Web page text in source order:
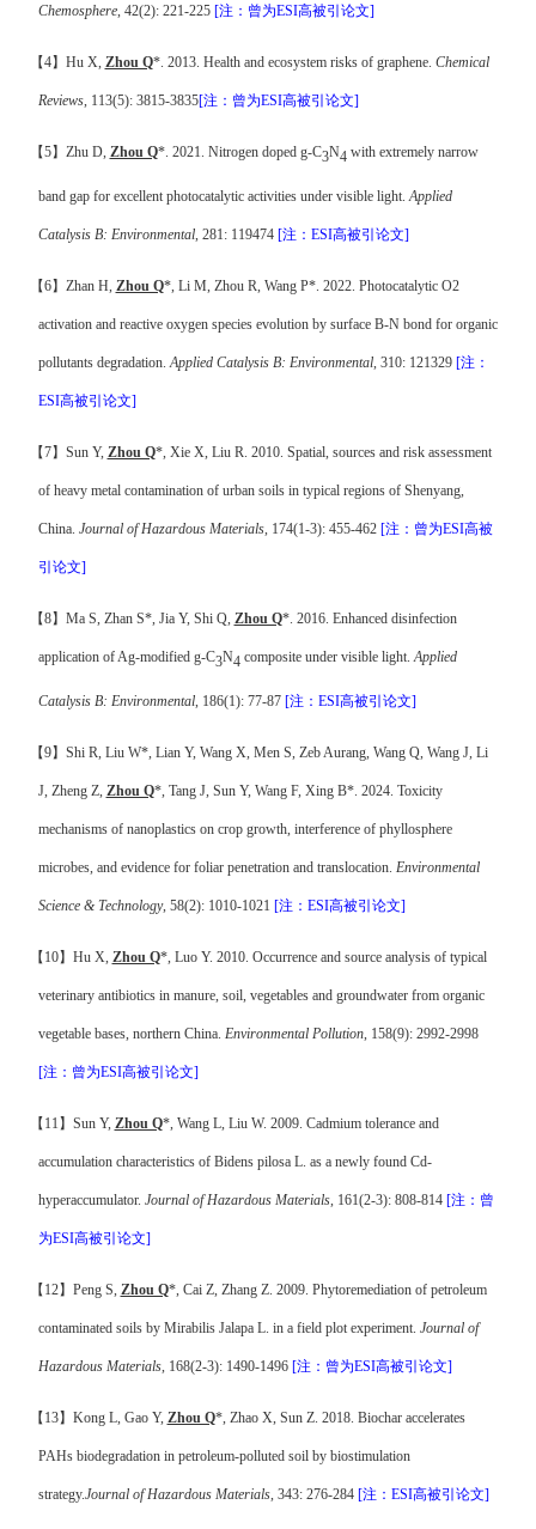
Chemosphere, 42(2): 221-225 [注 ：曾为ESI高被引论文]
【4】 Hu X, Zhou Q*. 2013. Health and ecosystem risks of graphene. Chemical
Reviews, 113(5): 3815-3835[注 ：曾为ESI高被引论文]
【5】 Zhu D, Zhou Q*. 2021. Nitrogen doped g-C3N4 with extremely narrow
band gap for excellent photocatalytic activities under visible light.Applied
Catalysis B: Environmental, 281: 119474 [注 ： ESI高被引论文]
【6】 Zhan H, Zhou Q*, Li M, Zhou R, Wang P*. 2022. Photocatalytic O2
activation and reactive oxygen species evolution by surface B-N bond for organic
pollutants degradation.Applied Catalysis B: Environmental, 310: 121329 [注 ：
ESI高被引论文]
【7】 Sun Y, Zhou Q*, Xie X, Liu R. 2010. Spatial, sources and risk assessment
of heavy metal contamination of urban soils in typical regions of Shenyang,
China. Journal of Hazardous Materials, 174(1-3): 455-462 [注 ：曾为ESI高被
引论文]
【8】 Ma S, Zhan S*, Jia Y, Shi Q, Zhou Q*. 2016. Enhanced disinfection
application of Ag-modified g-C3N4 composite under visible light.Applied
Catalysis B: Environmental, 186(1): 77-87 [注 ： ESI高被引论文]
【9】 Shi R, Liu W*, Lian Y, Wang X, Men S, Zeb Aurang, Wang Q, Wang J, Li
J, Zheng Z, Zhou Q*, Tang J, Sun Y, Wang F, Xing B*. 2024. Toxicity
mechanisms of nanoplastics on crop growth, interference of phyllosphere
microbes, and evidence for foliar penetration and translocation. Environmental
Science & Technology, 58(2): 1010-1021 [注 ： ESI高被引论文]
【 10】 Hu X, Zhou Q*, Luo Y. 2010. Occurrence and source analysis of typical
veterinary antibiotics in manure, soil, vegetables and groundwater from organic
vegetable bases, northern China. Environmental Pollution, 158(9): 2992-2998
[注 ：曾为ESI高被引论文]
【 11 】 Sun Y, Zhou Q*, Wang L, Liu W. 2009. Cadmium tolerance and
accumulation characteristics of Bidens pilosa L. as a newly found Cd-
hyperaccumulator. Journal of Hazardous Materials, 161(2-3): 808-814 [注 ：曾
为ESI高被引论文]
【 12】 Peng S, Zhou Q*, Cai Z, Zhang Z. 2009. Phytoremediation of petroleum
contaminated soils by Mirabilis Jalapa L. in a field plot experiment. Journal of
Hazardous Materials, 168(2-3): 1490-1496 [注 ：曾为ESI高被引论文]
【 13】 Kong L, Gao Y, Zhou Q*, Zhao X, Sun Z. 2018. Biochar accelerates
PAHs biodegradation in petroleum-polluted soil by biostimulation
strategy.Journal of Hazardous Materials, 343: 276-284 [注 ： ESI高被引论文]